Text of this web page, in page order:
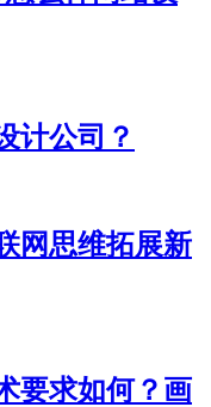
计公司？
网思维拓展新
要求如何？画